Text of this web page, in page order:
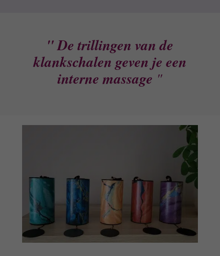
" De trillingen van de
klankschalen geven je een
interne massage "